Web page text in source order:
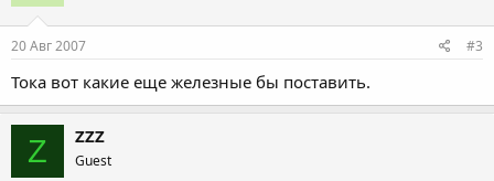
20 Авг 2007 #3
Тока вот какие еще железные бы поставить.
Z ZZZ
Guest